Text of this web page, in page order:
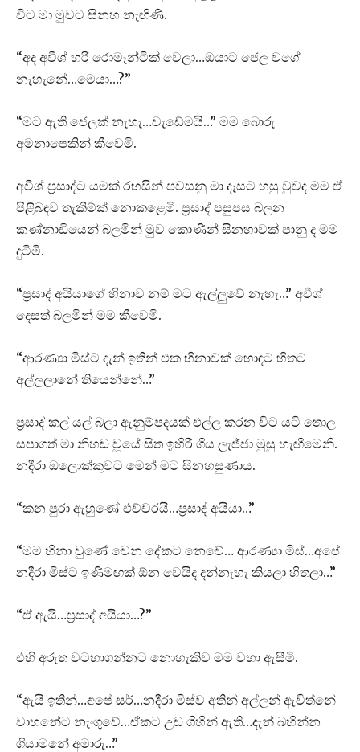
විට මා මුවට සිනහ නැඟිණි.
“අද අවීශ් හරි රොමෑන්ටික් වෙලා…ඔයාට ජෙල වගේ
නැහැනේ…මෙයා…?”
“මට ඇති ජෙලක් නැහැ…වැඩේමයි…” මම බොරු
අමනාපෙකින් කීවෙමි.
අවීශ් ප්‍රසාද්ට යමක් රහසින් පවසනු මා දෑසට හසු වුවද මම ඒ
පිළිබඳව තැකීම්ක් නොකළෙමි. ප්‍රසාද් පසුපස බලන
කණ්නාඩියෙන් බලමින් මුව කොණින් සිනහාවක් පානු ද මම
දුටිමි.
“ප්‍රසාද් අයියාගේ හිනාව නම් මට ඇල්ලුවේ නැහැ…” අවීශ්
දෙසත් බලමින් මම කීවෙමි.
“ආරණ්‍යා මිස්ට දැන් ඉතින් එක හිනාවක් හොඳට හිතට
අල්ලලානේ තියෙන්නේ…”
ප්‍රසාද් කල් යල් බලා ඇනුම්පදයක් එල්ල කරන විට යටි තොල
සපාගත් මා නිහඬ වූයේ සිත ඉහිරී ගිය ලැජ්ජා මුසු හැඟීමෙනි.
නදීරා ඔලොක්කුවට මෙන් මට සිනහසුණාය.
“කන පුරා ඇහුණේ එච්චරයි…ප්‍රසාද් අයියා…”
“මම හිනා වුණේ වෙන දේකට නෙවේ… ආරණ්‍යා මිස්…අපේ
නදීරා මිස්ට ඉණිමඟක් ඕන වෙයිද දන්නැහැ කියලා හිතලා…”
“ඒ ඇයි…ප්‍රසාද් අයියා…?”
එහි අරුත වටහාගන්නට නොහැකිව මම වහා ඇසීමි.
“ඇයි ඉතින්…අපේ සර්…නදීරා මිස්ව අතින් අල්ලන් ඇවිත්නේ
වාහනේට නැංගුවේ…ඒකට උඩ ගිහින් ඇති…දැන් බහින්න
ගියාමනේ අමාරු…”